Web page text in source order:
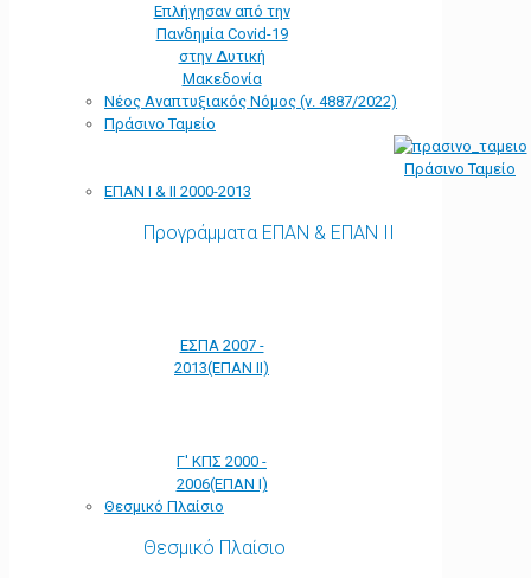
Επλήγησαν από την
Πανδημία Covid-19
στην Δυτική
Μακεδονία
Νέος Αναπτυξιακός Νόμος (ν. 4887/2022)
Πράσινο Ταμείο
Πράσινο Ταμείο
ΕΠΑΝ Ι & ΙΙ 2000-2013
Προγράμματα ΕΠΑΝ & ΕΠΑΝ ΙΙ
ΕΣΠΑ 2007 -
2013(ΕΠΑΝ ΙΙ)
Γ' ΚΠΣ 2000 -
2006(ΕΠΑΝ Ι)
Θεσμικό Πλαίσιο
Θεσμικό Πλαίσιο